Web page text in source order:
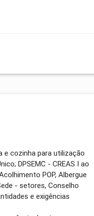
e cozinha para utilização
DPSEMC - CREAS I ao
POP, Albergue
- setores, Conselho
e exigências